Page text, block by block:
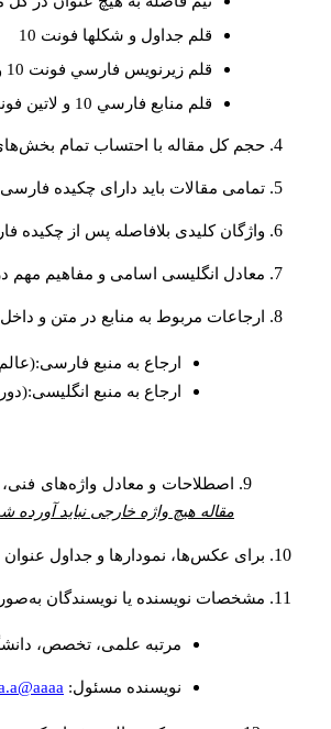
قلم جداول و شكلها فونت 10
قلم زيرنويس فارسي فونت 10 و لاتين فونت 8
قلم منابع فارسي 10 و لاتين فونت 9
حجم کل مقاله با احتساب تمام بخش‌های مذکور در بند ۲، بین
تمامی مقالات باید دارای چکیده فارسی و انگلیسی
واژگان کلیدی بلافاصله پس از چکیده فارسی و
معادل انگلیسی اسامی و مفاهیم مهم
ارجاعات مربوط به منابع در متن و
ارجاع به منبع فارسی:(عالم، ۱۳۹۱:
ارجاع به منبع انگلیسی:(دورژه، ۲۰۰۲:
اصطلاحات و معادل واژه‌های
مقاله هیچ واژه خارجی نباید آورده
برای عکس‌ها، نمودارها و جداول
مشخصات نویسنده یا نویسندگان
مرتبه علمی، تخصص،
نويسنده مسئول: